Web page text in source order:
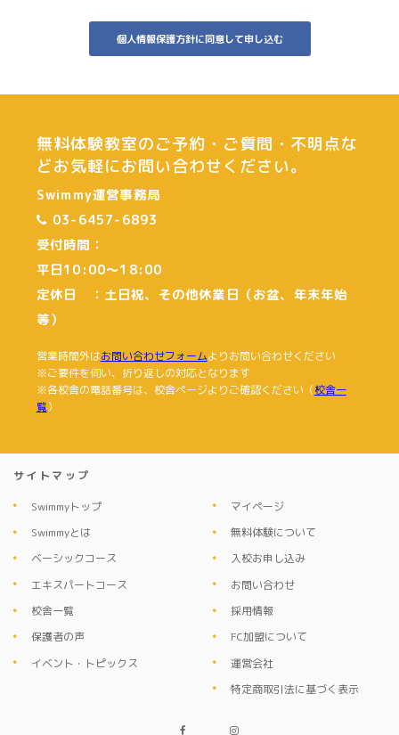
当社は、お客さまの個人情報を正確かつ最新の状態に保
ち、個人情報への不正アクセス・紛失・破損・改ざん・
ます。
個人情報の利用目的
本ウェブサイトでは、お客様からのお問い合わせやお申
し込み時に、お名前、e-mailアドレス、電話番号等の個
人情報をご登録いただく場合がございますが、これらの
個人情報はご提供いただく際の目的以外では利用いたし
ません。
絡や業務のご案内やご質問に対する回答として、電子メ
ールや資料のご送付に利用いたします。
理し、次のいずれかに該当する場合を除き、個人情報を
第三者に開示いたしません。 ・お客さまの同意がある場
個人情報の安全対策
当社は、個人情報の正確性及び安全性確保のために、セ
キュリティに万全の対策を講じています。
個人情報保護方針に同意して申し込む
無料体験教室のご予約・ご質問・不明点な
どお気軽にお問い合わせください。
Swimmy運営事務局
03-6457-6893
受付時間：
平日10:00〜18:00
定休日 ：土日祝、その他休業日（お盆、年末年始
等）
営業時間外はお問い合わせフォームよりお問い合わせください
※ご要件を伺い、折り返しの対応となります
※各校舎の電話番号は、校舎ページよりご確認ください（校舎一
覧）
サイトマップ
Swimmyトップ
Swimmyとは
ベーシックコース
エキスパートコース
校舎一覧
保護者の声
イベント・トピックス
マイページ
無料体験について
入校お申し込み
お問い合わせ
採用情報
FC加盟について
運営会社
特定商取引法に基づく表示